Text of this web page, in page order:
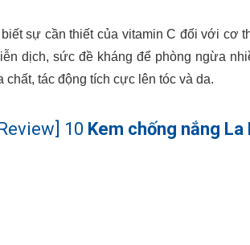
sự cần thiết của vitamin C đối với cơ
dịch, sức đề kháng để phòng ngừa
chất, tác động tích cực lên tóc và da.
10 Kem chống nắng